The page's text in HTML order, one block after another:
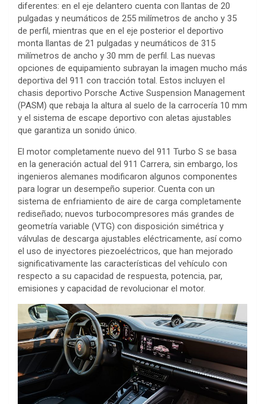
diferentes: en el eje delantero cuenta con llantas de 20
pulgadas y neumáticos de 255 milímetros de ancho y 35
de perfil, mientras que en el eje posterior el deportivo
monta llantas de 21 pulgadas y neumáticos de 315
milímetros de ancho y 30 mm de perfil. Las nuevas
opciones de equipamiento subrayan la imagen mucho más
deportiva del 911 con tracción total. Estos incluyen el
chasis deportivo Porsche Active Suspension Management
(PASM) que rebaja la altura al suelo de la carrocería 10 mm
y el sistema de escape deportivo con aletas ajustables
que garantiza un sonido único.
El motor completamente nuevo del 911 Turbo S se basa
en la generación actual del 911 Carrera, sin embargo, los
ingenieros alemanes modificaron algunos componentes
para lograr un desempeño superior. Cuenta con un
sistema de enfriamiento de aire de carga completamente
rediseñado; nuevos turbocompresores más grandes de
geometría variable (VTG) con disposición simétrica y
válvulas de descarga ajustables eléctricamente, así como
el uso de inyectores piezoeléctricos, que han mejorado
significativamente las características del vehículo con
respecto a su capacidad de respuesta, potencia, par,
emisiones y capacidad de revolucionar el motor.